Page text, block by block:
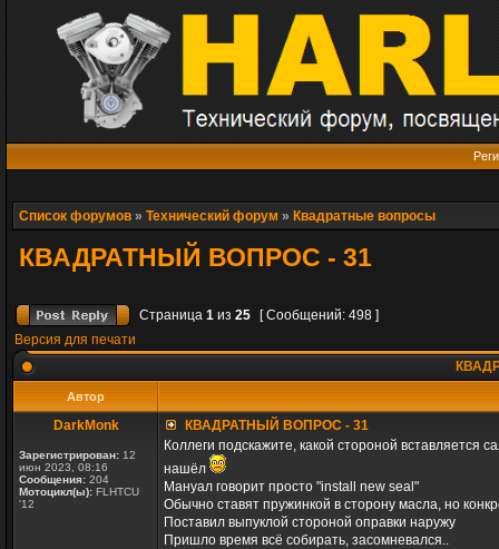
Список форумов » Технический форум » Квадратные вопросы
КВАДРАТНЫЙ ВОПРОС - 31
Страница 1 из 25
[ Сообщений: 498 ]
Версия для печати
Автор
DarkMonk
Зарегистрирован: 12
июн 2023, 08:16
Сообщения: 204
Мотоцикл(ы): FLHTCU
'12
КВАДРАТНЫЙ ВОПРОС - 31
Коллеги подскажите, какой стороной вставляется
нашёл
Мануал говорит просто "install new seal"
Обычно ставят пружинкой в сторону масла, но
Поставил выпуклой стороной оправки наружу
Пришло время всё собирать, засомневался..